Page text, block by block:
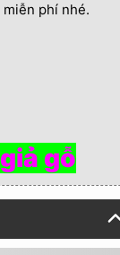
phí nhé.
gỗ